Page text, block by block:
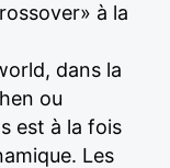
à la
dans la
ou
est à la fois
Les